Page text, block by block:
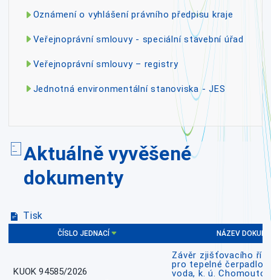
Oznámení o vyhlášení právního předpisu kraje
Veřejnoprávní smlouvy - speciální stavební úřad
Veřejnoprávní smlouvy – registry
Jednotná environmentální stanoviska - JES
Aktuálně vyvěšené
dokumenty
Tisk
ČÍSLO JEDNACÍ NÁZEV
KUOK 94585/2026
Závěr zjišťovacího
pro tepelné čerpadlo
voda, k. ú. Chomoutov